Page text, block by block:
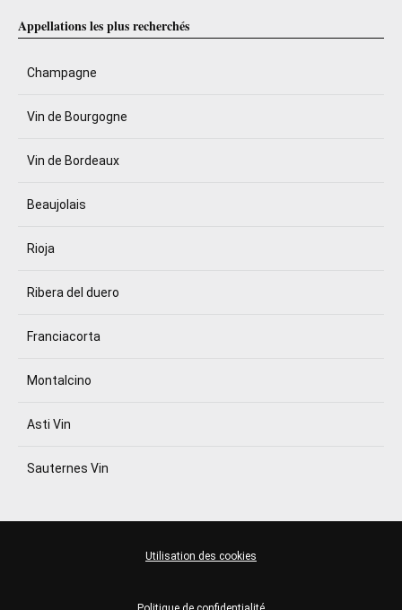
Appellations les plus recherchés
Champagne
Vin de Bourgogne
Vin de Bordeaux
Beaujolais
Rioja
Ribera del duero
Franciacorta
Montalcino
Asti Vin
Sauternes Vin
Utilisation des cookies